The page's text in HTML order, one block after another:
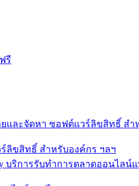
ลิขสิทธิ์ สำหรับองค์กร ฯลฯ